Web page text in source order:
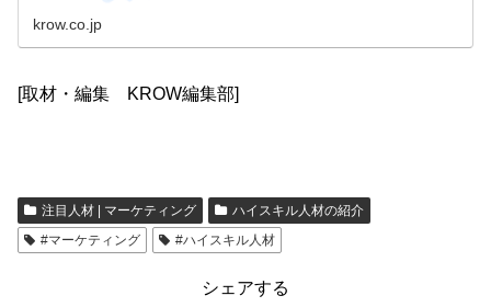
krow.co.jp
[取材・編集 KROW編集部]
注目人材 | マーケティング
ハイスキル人材の紹介
#マーケティング
#ハイスキル人材
シェアする